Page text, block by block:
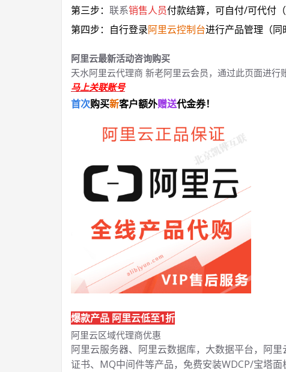
第三步： 联系销售人员付款结算，可自付/可代付（
第四步：自行登录阿里云控制台进行产品管理（同
阿里云最新活动咨询购买
天水阿里云代理商 新老阿里云会员，通过此页面进行
马上关联账号
首次购买新客户额外赠送代金券！
爆款产品 阿里云低至1折
阿里云区域代理商优惠
阿里云服务器、阿里云数据库，大数据平台，阿
证书、MQ中间件等产品，免费安装WDCP/宝塔面